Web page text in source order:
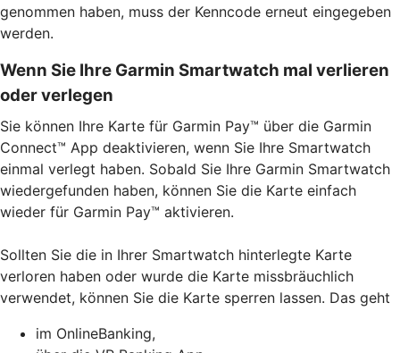
genommen haben, muss der Kenncode erneut eingegeben
werden.
Wenn Sie Ihre Garmin Smartwatch mal verlieren
oder verlegen
Sie können Ihre Karte für Garmin Pay™ über die Garmin
Connect™ App deaktivieren, wenn Sie Ihre Smartwatch
einmal verlegt haben. Sobald Sie Ihre Garmin Smartwatch
wiedergefunden haben, können Sie die Karte einfach
wieder für Garmin Pay™ aktivieren.
Sollten Sie die in Ihrer Smartwatch hinterlegte Karte
verloren haben oder wurde die Karte missbräuchlich
verwendet, können Sie die Karte sperren lassen. Das geht
im OnlineBanking,